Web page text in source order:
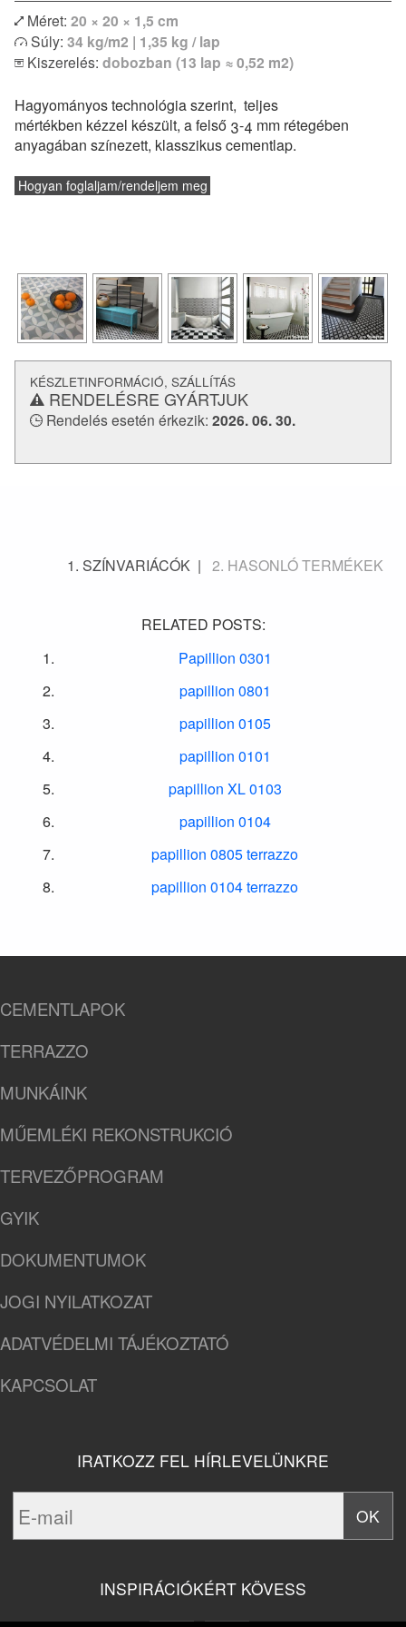
Méret: 20 × 20 × 1,5 cm
Súly: 34 kg/m2 | 1,35 kg / lap
Kiszerelés: dobozban (13 lap ≈ 0,52 m2)
Hagyományos technológia szerint, teljes
mértékben kézzel készült, a felső 3-4 mm rétegében
anyagában színezett, klasszikus cementlap.
Hogyan foglaljam/rendeljem meg
Egyszínű vagy bordűr lapokkal kombinálva izgalmas
egyedi kombinációk is megvalósíthatóak. Modern lakások
vagy klasszikus polgári otthonok hidegburkolataként
kombinálható, de konyhapultokhoz vagy fürdőszobák
falburkolatként is alkalmazható.
Vásárlás előtt feltétlenül tájékozódj a
lerakásról
KÉSZLETINFORMÁCIÓ, SZÁLLÍTÁS
RENDELÉSRE GYÁRTJUK
Rendelés esetén érkezik: 2026. 06. 30.
SZÍNVARIÁCÓK HASONLÓ TERMÉKEK
RELATED POSTS:
Papillion 0301
papillion 0801
papillion 0105
papillion 0101
papillion XL 0103
papillion 0104
papillion 0805 terrazzo
papillion 0104 terrazzo
CEMENTLAPOK
TERRAZZO
MUNKÁINK
MŰEMLÉKI REKONSTRUKCIÓ
TERVEZŐPROGRAM
GYIK
DOKUMENTUMOK
JOGI NYILATKOZAT
ADATVÉDELMI TÁJÉKOZTATÓ
KAPCSOLAT
IRATKOZZ FEL HÍRLEVELÜNKRE
INSPIRÁCIÓKÉRT KÖVESS